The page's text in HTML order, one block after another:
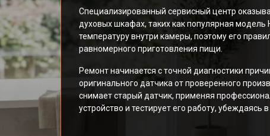
Специализированный сервисный центр
духовых шкафах, таких как популярная модель
температуру внутри камеры, поэтому его
равномерного приготовления пищи.
Ремонт начинается с точной диагностики
оригинального датчика от проверенного
снимает старый датчик, применяя
устройство и тестирует его работу, убеждаясь